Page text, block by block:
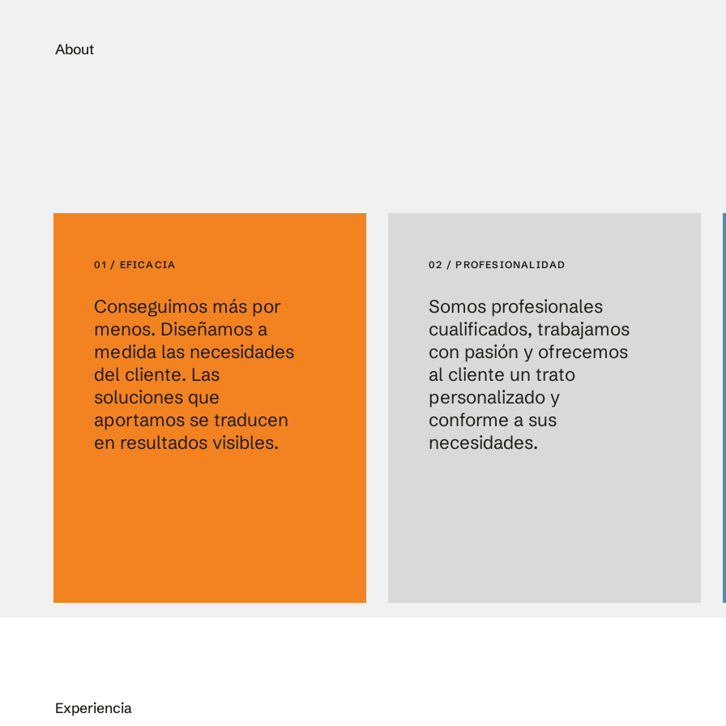
About
01 / EFICACIA
Conseguimos más por
menos. Diseñamos a
medida las necesidades
del cliente. Las
soluciones que
aportamos se traducen
en resultados visibles.
02 / PROFESIONALIDAD
Somos profesionales
cualificados, trabajamos
con pasión y ofrecemos
al cliente un trato
personalizado y
conforme a sus
necesidades.
Experiencia